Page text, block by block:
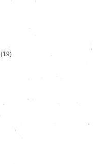
(19)